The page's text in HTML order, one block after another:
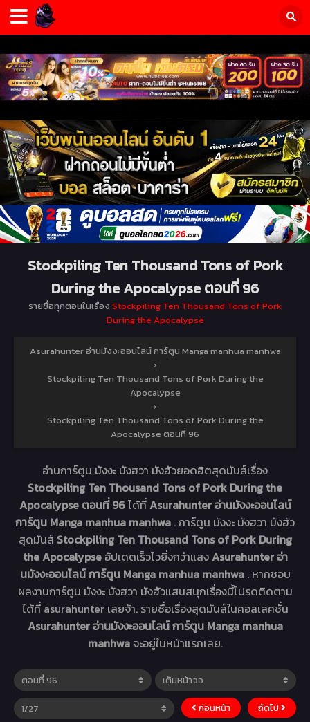
Stockpiling Ten Thousand Tons of Pork
During the Apocalypse ตอนที่ 96
รายชื่อทุกตอนในเรื่อง Stockpiling Ten Thousand Tons of Pork
During the Apocalypse
Asurahunter อ่านมังงะออนไลน์ การ์ตูน Manga manhua manhwa
›
Stockpiling Ten Thousand Tons of Pork During the
Apocalypse
›
Stockpiling Ten Thousand Tons of Pork During the
Apocalypse ตอนที่ 96
อ่านการ์ตูน มังงะ มังฮวา มังฮัวยอดฮิตสุดมันส์เรื่อง
Stockpiling Ten Thousand Tons of Pork During the
Apocalypse ตอนที่ 96ได้ที่Asurahunter อ่านมังงะออนไลน์
การ์ตูน Manga manhua manhwa . การ์ตูน มังงะ มังฮวา มังฮัว
สุดมันส์ Stockpiling Ten Thousand Tons of Pork During
the Apocalypse อัปเดตเร็วไวยิ่งกว่าแสงAsurahunter อ่า
นมังงะออนไลน์ การ์ตูน Manga manhua manhwa . หากชอบ
ผลงานการ์ตูน มังงะ มังฮวา มังฮัวแสนสนุกเรื่องนี้โปรดติดตาม
ได้ที่ asurahunter เลยจ้า. รายชื่อเรื่องสุดมันส์ในคอลเลคชั่น
Asurahunter อ่านมังงะออนไลน์ การ์ตูน Manga manhua
manhwa จะอยู่ในหน้าแรกเลย.
ก่อนหน้า ถัดไป